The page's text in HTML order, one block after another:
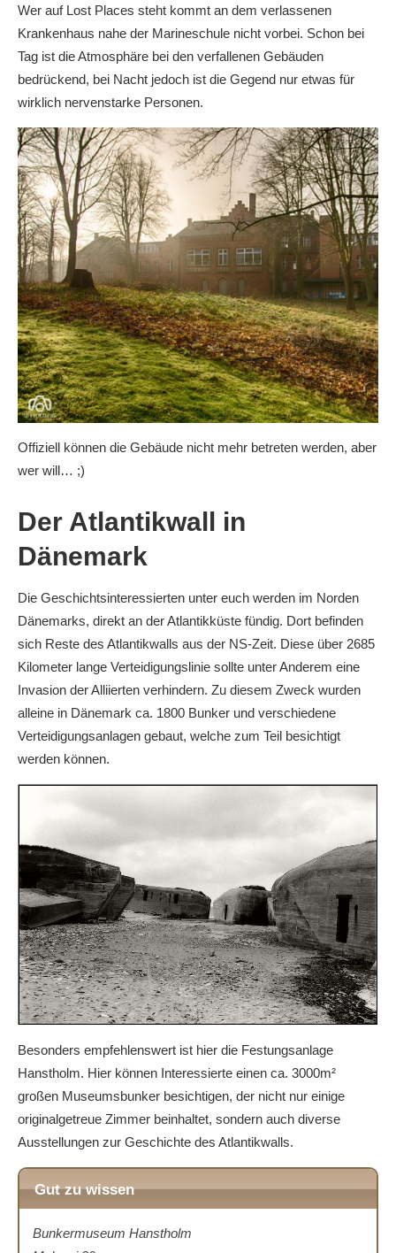
Wer auf Lost Places steht kommt an dem verlassenen
Krankenhaus nahe der Marineschule nicht vorbei. Schon bei
Tag ist die Atmosphäre bei den verfallenen Gebäuden
bedrückend, bei Nacht jedoch ist die Gegend nur etwas für
wirklich nervenstarke Personen.
Offiziell können die Gebäude nicht mehr betreten werden, aber
wer will… ;)
Der Atlantikwall in
Dänemark
Die Geschichtsinteressierten unter euch werden im Norden
Dänemarks, direkt an der Atlantikküste fündig. Dort befinden
sich Reste des Atlantikwalls aus der NS-Zeit. Diese über 2685
Kilometer lange Verteidigungslinie sollte unter Anderem eine
Invasion der Alliierten verhindern. Zu diesem Zweck wurden
alleine in Dänemark ca. 1800 Bunker und verschiedene
Verteidigungsanlagen gebaut, welche zum Teil besichtigt
werden können.
Besonders empfehlenswert ist hier die Festungsanlage
Hanstholm. Hier können Interessierte einen ca. 3000m²
großen Museumsbunker besichtigen, der nicht nur einige
originalgetreue Zimmer beinhaltet, sondern auch diverse
Ausstellungen zur Geschichte des Atlantikwalls.
Gut zu wissen
Bunkermuseum Hanstholm